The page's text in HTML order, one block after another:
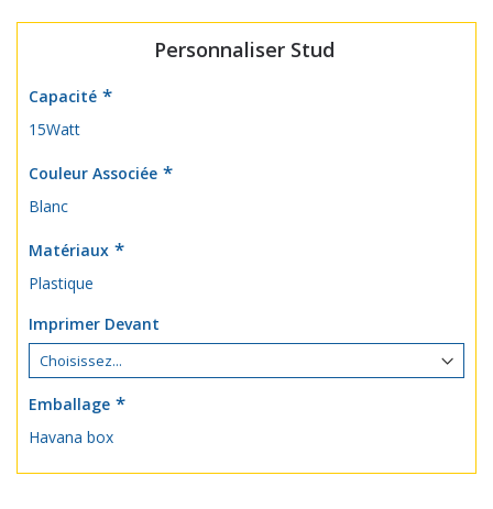
Personnaliser Stud
Capacité
15Watt
Couleur Associée
Blanc
Matériaux
Plastique
Imprimer Devant
Emballage
Havana box